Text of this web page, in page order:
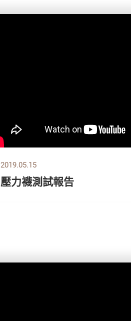
2019.05.15
壓力襪測試報告